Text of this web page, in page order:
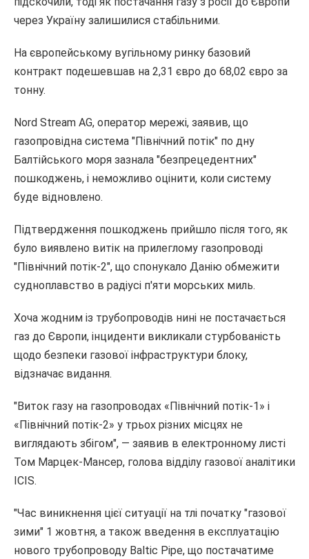
через Україну залишилися стабільними.
На європейському вугільному ринку базовий
контракт подешевшав на 2,31 євро до 68,02 євро за
тонну.
Nord Stream AG, оператор мережі, заявив, що
газопровідна система "Північний потік" по дну
Балтійського моря зазнала "безпрецедентних"
пошкоджень, і неможливо оцінити, коли систему
буде відновлено.
Підтвердження пошкоджень прийшло після того, як
було виявлено витік на прилеглому газопроводі
"Північний потік-2", що спонукало Данію обмежити
судноплавство в радіусі п'яти морських миль.
Хоча жодним із трубопроводів нині не постачається
газ до Європи, інциденти викликали стурбованість
щодо безпеки газової інфраструктури блоку,
відзначає видання.
"Виток газу на газопроводах «Північний потік-1» і
«Північний потік-2» у трьох різних місцях не
виглядають збігом", — заявив в електронному листі
Том Марцек-Мансер, голова відділу газової аналітики
ICIS.
"Час виникнення цієї ситуації на тлі початку "газової
зими" 1 жовтня, а також введення в експлуатацію
нового трубопроводу Baltic Pipe, що постачатиме